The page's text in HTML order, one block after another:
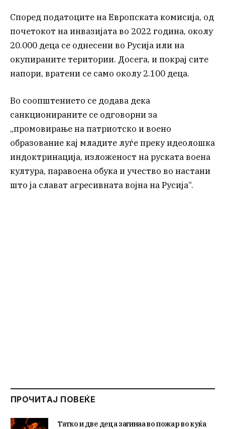
Според податоците на Европската комисија, од
почетокот на инвазијата во 2022 година, околу
20.000 деца се однесени во Русија или на
окупираните територии. Досега, и покрај сите
напори, вратени се само околу 2.100 деца.
Во соопштението се додава дека
санкционираните се одговорни за
„промовирање на патриотско и воено
образование кај младите луѓе преку идеолошка
индоктринација, изложеност на руската воена
култура, паравоена обука и учество во настани
што ја слават агресивната војна на Русија“.
ПРОЧИТАЈ ПОВЕЌЕ
Татко и две деца загинаа во пожар во куќа